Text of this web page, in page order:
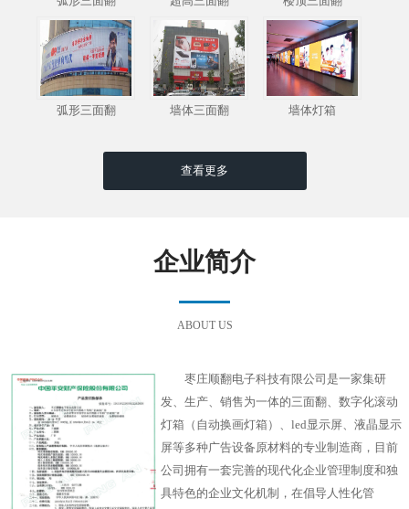
弧形三面翻 墙体三面翻 墙体灯箱
查看更多
企业简介
ABOUT US
枣庄顺翻电子科技有限公司是一家集研
发、生产、销售为一体的三面翻、数字化滚动
灯箱（自动换画灯箱）、led显示屏、液晶显示
屏等多种广告设备原材料的专业制造商，目前
公司拥有一套完善的现代化企业管理制度和独
具特色的企业文化机制，在倡导人性化管